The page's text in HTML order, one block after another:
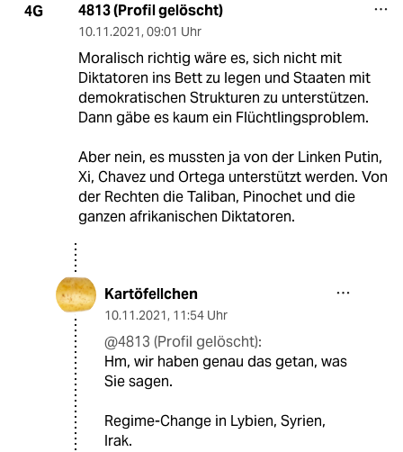
4G 4813 (Profil gelöscht)
10.11.2021, 09:01 Uhr
Moralisch richtig wäre es, sich nicht mit
Diktatoren ins Bett zu legen und Staaten mit
demokratischen Strukturen zu unterstützen.
Dann gäbe es kaum ein Flüchtlingsproblem.
Aber nein, es mussten ja von der Linken Putin,
Xi, Chavez und Ortega unterstützt werden. Von
der Rechten die Taliban, Pinochet und die
ganzen afrikanischen Diktatoren.
Kartöfellchen
10.11.2021, 11:54 Uhr
@4813 (Profil gelöscht):
Hm, wir haben genau das getan, was
Sie sagen.
Regime-Change in Lybien, Syrien,
Irak.